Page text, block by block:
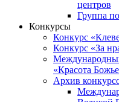
центров
Группа
Конкурсы
Конкурс
Конкурс «За
«Красота
Архив